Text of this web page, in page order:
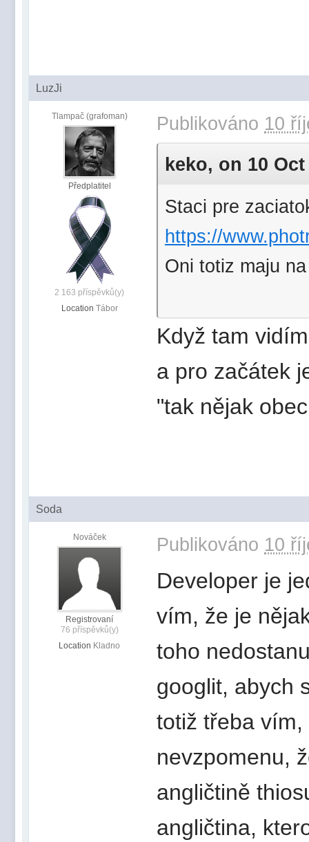
LuzJi
Tlampač (grafoman)
Předplatitel
2 163 příspěvků(y)
Location Tábor
Publikováno 10
keko, on 10
Staci pre
https://
Oni totiz maju
Když tam
a pro začátek
"tak nějak
Soda
Nováček
Registrovaní
76 příspěvků(y)
Location Kladno
Publikováno 10
Developer je
vím, že je
toho
googlit, abych
totiž třeba
nevzpomenu,
angličtině
angličtina,